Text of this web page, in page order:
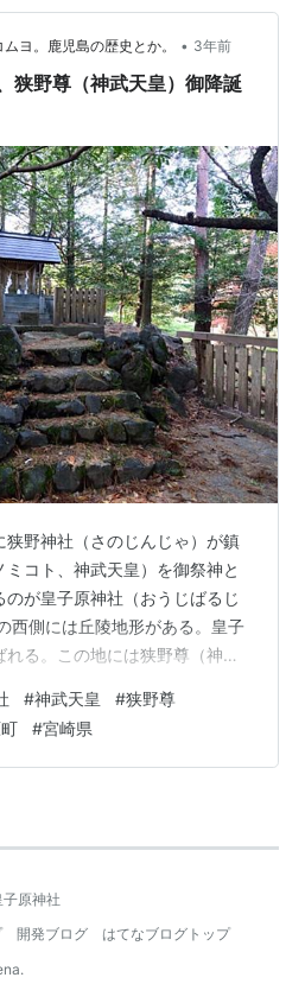
ヨ。鹿児島の歴史とか。 • 3年前
狭野尊（神武天皇）御降誕
野神社（さのじんじゃ）が鎮
コト、神武天皇）を御祭神と
が皇子原神社（おうじばるじ
西側には丘陵地形がある。皇子
る。この地には狭野尊（神武
宮 皇子原へ 皇子原古墳群（高
元宮 狭野神社の社伝によると、
れたと伝えられている。当初の
に皇子原から現在地に遷された
山の裾野にあた…
#神武天皇 #狭野尊
#宮崎県
子原神社
開発ブログ
はてなブログトップ